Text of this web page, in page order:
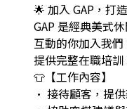
🌟 加入 GAP，打
GAP 是經典美式
互動的你加入我們
提供完整在職培
👕【工作內容】
• 接待顧客，提